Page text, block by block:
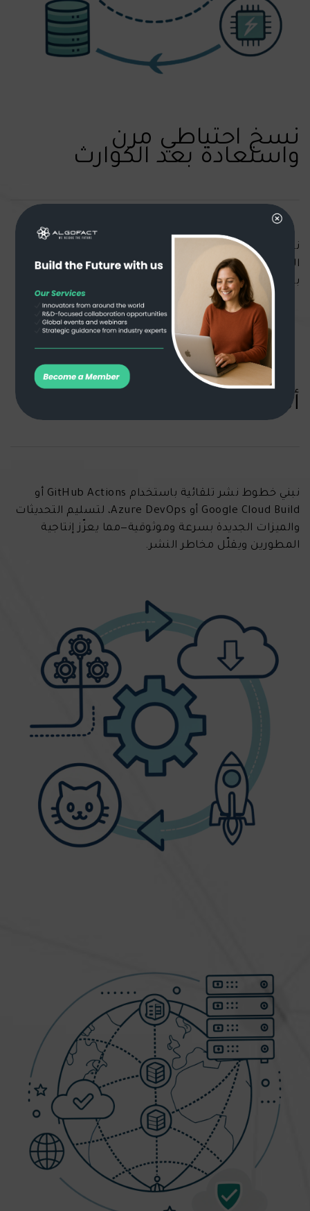
نسخ احتياطي مرن
واستعادة بعد الكوارث
نعتمد استراتيجيات نسخ احتياطي تراعي المناطق
الجغرافية، وسيناريوهات استعادة آلية تضمن حماية
بياناتكم وخدماتكم من أي انقطاع أو خلل.
أتمتة DevOps وCI/CD
نبني خطوط نشر تلقائية باستخدام GitHub Actions أو
Google Cloud Build أو Azure DevOps، لتسليم التحديثات
والميزات الجديدة بسرعة وموثوقية—مما يعزّز إنتاجية
المطورين ويقلّل مخاطر النشر.